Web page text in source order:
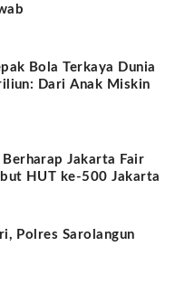
Bola Terkaya Dunia
Dari Anak Miskin
Jakarta Fair
HUT ke-500 Jakarta
Polres Sarolangun